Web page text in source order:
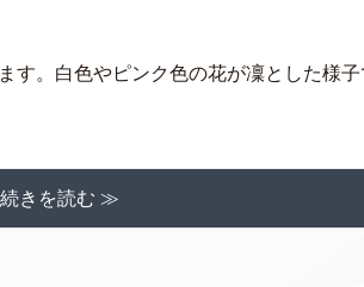
す。白色やピンク色の花が凜とした様子
続きを読む ≫